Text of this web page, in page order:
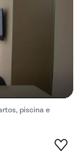
piscina e